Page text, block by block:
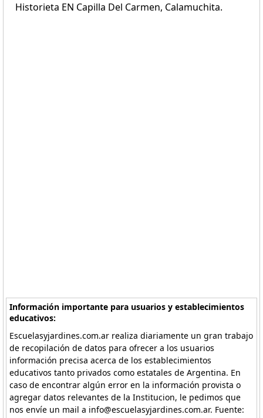
Historieta EN Capilla Del Carmen, Calamuchita.
Información importante para usuarios y establecimientos
educativos:
Escuelasyjardines.com.ar realiza diariamente un gran trabajo
de recopilación de datos para ofrecer a los usuarios
información precisa acerca de los establecimientos
educativos tanto privados como estatales de Argentina. En
caso de encontrar algún error en la información provista o
agregar datos relevantes de la Institucion, le pedimos que
nos envíe un mail a info@escuelasyjardines.com.ar. Fuente: